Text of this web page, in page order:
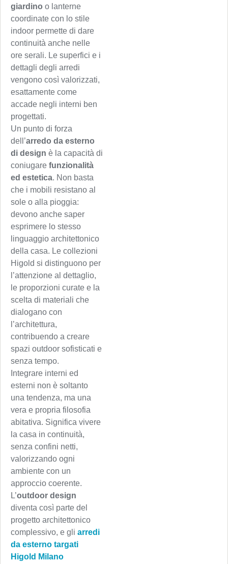
giardino o lanterne
coordinate con lo stile
indoor permette di dare
continuità anche nelle
ore serali. Le superfici e i
dettagli degli arredi
vengono così valorizzati,
esattamente come
accade negli interni ben
progettati.
Un punto di forza
dell’arredo da esterno
di design è la capacità di
coniugare funzionalità
ed estetica. Non basta
che i mobili resistano al
sole o alla pioggia:
devono anche saper
esprimere lo stesso
linguaggio architettonico
della casa. Le collezioni
Higold si distinguono per
l’attenzione al dettaglio,
le proporzioni curate e la
scelta di materiali che
dialogano con
l’architettura,
contribuendo a creare
spazi outdoor sofisticati e
senza tempo.
Integrare interni ed
esterni non è soltanto
una tendenza, ma una
vera e propria filosofia
abitativa. Significa vivere
la casa in continuità,
senza confini netti,
valorizzando ogni
ambiente con un
approccio coerente.
L’outdoor design
diventa così parte del
progetto architettonico
complessivo, e gli arredi
da esterno targati
Higold Milano